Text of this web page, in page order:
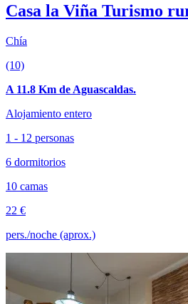
Casa la Viña Turismo
Chía
(10)
A 11.8 Km de Aguascaldas.
Alojamiento entero
1 - 12 personas
6 dormitorios
10 camas
22 €
pers./noche (aprox.)